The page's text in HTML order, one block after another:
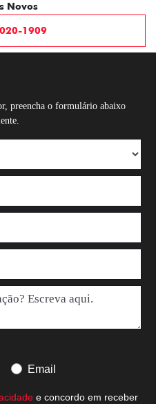
preencha o formulário abaixo
Email
e concordo em receber
Novos
1909